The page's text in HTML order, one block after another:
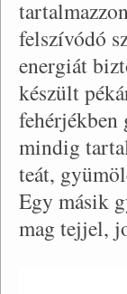
felszívódó
energiát
készült
fehérjékben
mindig
teát,
Egy másik
mag tejjel,